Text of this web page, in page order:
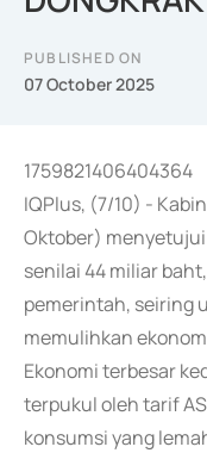
PUBLISHED ON
07 October 2025
1759821406404364
IQPlus, (7/10) -
Oktober)
senilai 44 miliar
pemerintah, seiring
memulihkan
Ekonomi terbesar
terpukul oleh tarif
konsumsi yang